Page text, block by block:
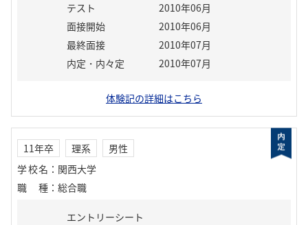
テスト
2010年06月
面接開始
2010年06月
最終面接
2010年07月
内定・内々定
2010年07月
体験記の詳細はこちら
11年卒 理系
男性
学校名 ： 関西大学
職種 ： 総合職
エントリーシート